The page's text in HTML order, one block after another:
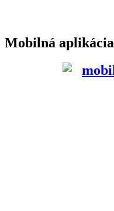
Mobilná aplikácia